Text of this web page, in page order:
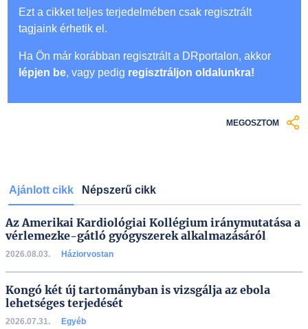
Ezt a cikket teljes terjedelmében csak regisztrált
tagjaink érhetik el.
Ha Ön már korábban regisztrált a DRportalon, akkor
lépjen be, vagy pedig regisztráljon oldalunkra!
MEGOSZTOM
Ajánlott cikk Népszerű cikk
Az Amerikai Kardiológiai Kollégium iránymutatása a
vérlemezke-gátló gyógyszerek alkalmazásáról
2026.08.03. Háziorvostan
Kongó két új tartományban is vizsgálja az ebola
lehetséges terjedését
2026.07.31. Egyéb